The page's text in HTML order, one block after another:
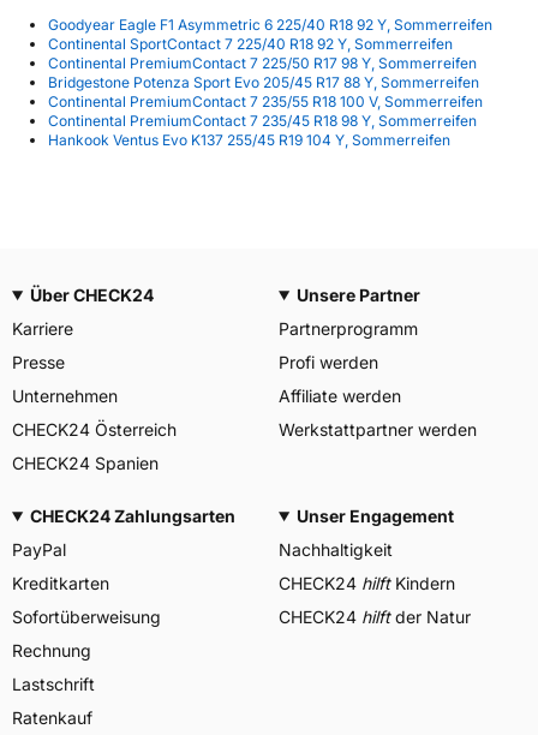
Goodyear Eagle F1 Asymmetric 6 225/40 R18 92 Y, Sommerreifen
Continental SportContact 7 225/40 R18 92 Y, Sommerreifen
Continental PremiumContact 7 225/50 R17 98 Y, Sommerreifen
Bridgestone Potenza Sport Evo 205/45 R17 88 Y, Sommerreifen
Continental PremiumContact 7 235/55 R18 100 V, Sommerreifen
Continental PremiumContact 7 235/45 R18 98 Y, Sommerreifen
Hankook Ventus Evo K137 255/45 R19 104 Y, Sommerreifen
Über CHECK24
Karriere
Presse
Unternehmen
CHECK24 Österreich
CHECK24 Spanien
Unsere Partner
Partnerprogramm
Profi werden
Affiliate werden
Werkstattpartner werden
CHECK24 Zahlungsarten
PayPal
Kreditkarten
Sofortüberweisung
Rechnung
Lastschrift
Ratenkauf
Unser Engagement
Nachhaltigkeit
CHECK24 hilftKindern
CHECK24 hilftder Natur